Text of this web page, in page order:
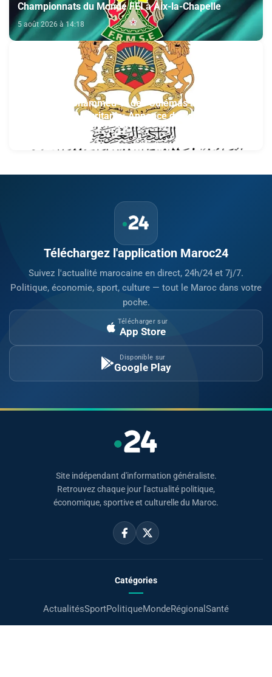
Championnats du Monde FEI à Aix-la-Chapelle
5 août 2026 à 14:18
Fondation Mohammed VI des Oulémas africains-
section de la Mauritanie: Annonce des qualifiés au
concours des manuscrits et des documents
islamiques africains
Téléchargez l'application Maroc24
Suivez l'actualité marocaine en direct, 24h/24 et 7j/7.
Politique, économie, sport, culture — tout le Maroc dans votre
poche.
Télécharger sur
App Store
Disponible sur
Google Play
Site indépendant d'information généraliste.
Retrouvez chaque jour l'actualité politique,
économique, sportive et culturelle du Maroc.
Catégories
ActualitésSportPolitiqueMondeRégional Santé